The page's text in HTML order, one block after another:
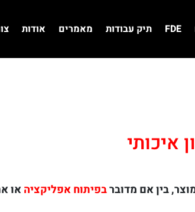
FDE תיק עבודות מאמרים אודות
איכותי
בין אם מדוברבפיתוח אפליקציהאו